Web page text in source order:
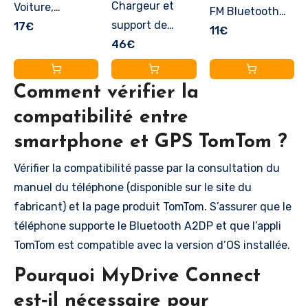
Voiture,
Transmetteur
Adaptateur
Radio sans Fil
FM Voiture
Chargeur pour
Appel Mains
Libres avec 2
USB Port
5V/2.4A1A,
Support Carte
(Noir)
17€
Chargeur et
support de
fixation
magnétique
alimenté,
adaptés aux
GPS TomTom
5/6 pouces, GO
Premium, GO
dessous)
46€
FM Bluetooth
Voiture,
avec Prise
Adaptateur,
Autoradio
Bluthooh pour
Téléphone Kit
Mains Libres,
Car MP3
11€
Comment vérifier la
compatibilité entre
smartphone et GPS TomTom ?
Vérifier la compatibilité passe par la consultation du
manuel du téléphone (disponible sur le site du
fabricant) et la page produit TomTom. S’assurer que le
téléphone supporte le Bluetooth A2DP et que l’appli
TomTom est compatible avec la version d’OS installée.
Pourquoi MyDrive Connect
est‑il nécessaire pour